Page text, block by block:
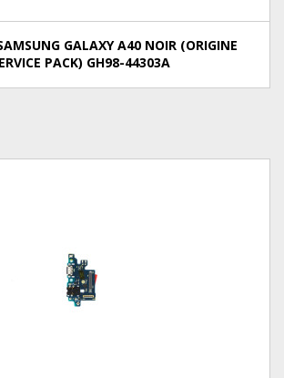
GALAXY A40 NOIR (ORIGINE
PACK) GH98-44303A